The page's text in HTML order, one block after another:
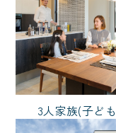
3人家族(子ど
インテリア・
車
エ
造作物
間接照明
サーフィン